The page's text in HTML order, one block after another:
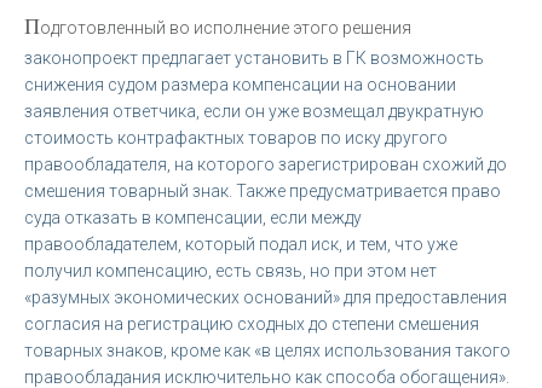
Подготовленный во исполнение этого решения
законопроект предлагает установить в ГК возможность
снижения судом размера компенсации на основании
заявления ответчика, если он уже возмещал двукратную
стоимость контрафактных товаров по иску другого
правообладателя, на которого зарегистрирован схожий до
смешения товарный знак. Также предусматривается право
суда отказать в компенсации, если между
правообладателем, который подал иск, и тем, что уже
получил компенсацию, есть связь, но при этом нет
«разумных экономических оснований» для предоставления
согласия на регистрацию сходных до степени смешения
товарных знаков, кроме как «в целях использования такого
правообладания исключительно как способа обогащения».